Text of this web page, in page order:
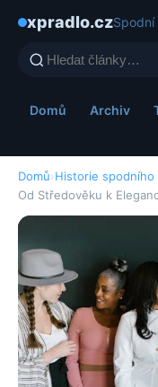
xpradlo.cz
Domů Archiv
Domů›Historie spodního
Od Středověku k